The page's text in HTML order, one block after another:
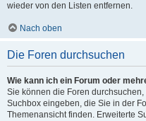
wieder von den Listen entfernen.
Nach oben
Die Foren durchsuchen
Wie kann ich ein Forum oder
Sie können die Foren
Suchbox eingeben, die Sie in der
Themenansicht finden. Erweiterte